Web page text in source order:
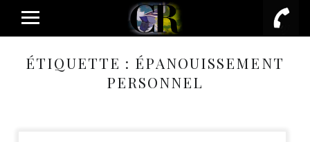
PRIMARY MENU
ÉTIQUETTE : ÉPANOUISSEMENT
PERSONNEL